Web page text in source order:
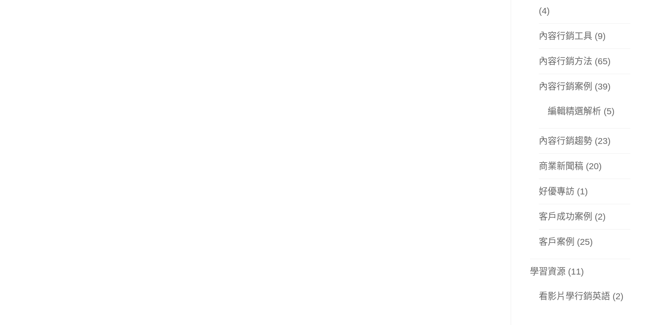
(4)
內容行銷工具 (9)
內容行銷方法 (65)
內容行銷案例 (39)
編輯精選解析 (5)
內容行銷趨勢 (23)
商業新聞稿 (20)
好優專訪 (1)
客戶成功案例 (2)
客戶案例 (25)
學習資源 (11)
看影片學行銷英語 (2)